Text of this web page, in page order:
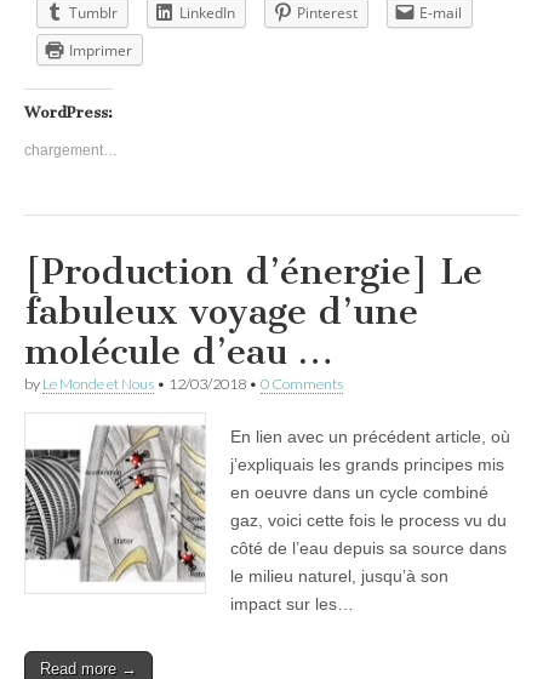
Tumblr
LinkedIn Pinterest
E-mail
Imprimer
WordPress:
chargement…
[Production d’énergie] Le
fabuleux voyage d’une
molécule d’eau …
by Le Monde et Nous • 12/03/2018 • 0 Comments
En lien avec un précédent article, où
j’expliquais les grands principes mis
en oeuvre dans un cycle combiné
gaz, voici cette fois le process vu du
côté de l’eau depuis sa source dans
le milieu naturel, jusqu’à son
impact sur les…
Read more →